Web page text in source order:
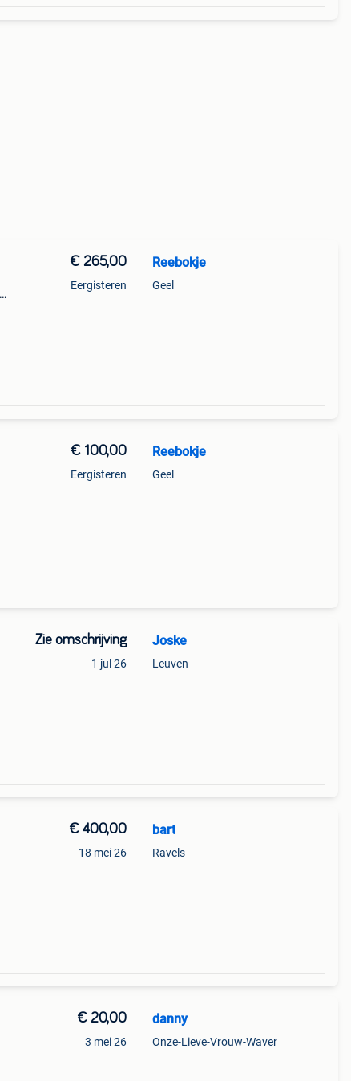
€ 265,00
Eergisteren
Reebokje
Geel
€ 100,00
Eergisteren
Reebokje
Geel
Zie omschrijving
1 jul 26
Joske
Leuven
€ 400,00
18 mei 26
bart
Ravels
€ 20,00
3 mei 26
danny
Onze-Lieve-Vrouw-Waver